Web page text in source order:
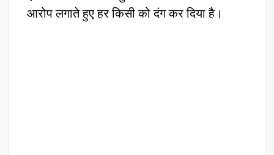
आरोप लगाते हुए हर किसी को दंग कर दिया है।